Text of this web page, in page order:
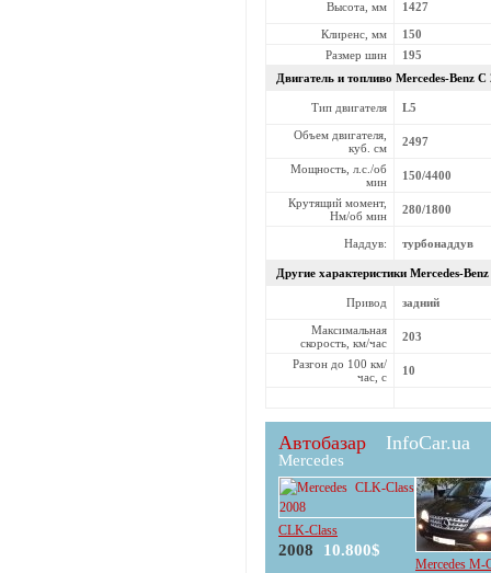
Высота, мм 1427
Клиренс, мм
150
Размер шин
195
Двигатель и топливо Mercedes-Benz C
Тип двигателя L5
Объем двигателя,
куб. см
2497
Мощность, л.с./об
мин
150/4400
Крутящий момент,
Нм/об мин
280/1800
Наддув: турбонаддув
Другие характеристики Mercedes-Benz
Привод задний
Максимальная
скорость, км/час
203
Разгон до 100 км/
час, с
10
Автобазар InfoCar.ua
Mercedes
CLK-Class
2008 10.800$
Mercedes M-